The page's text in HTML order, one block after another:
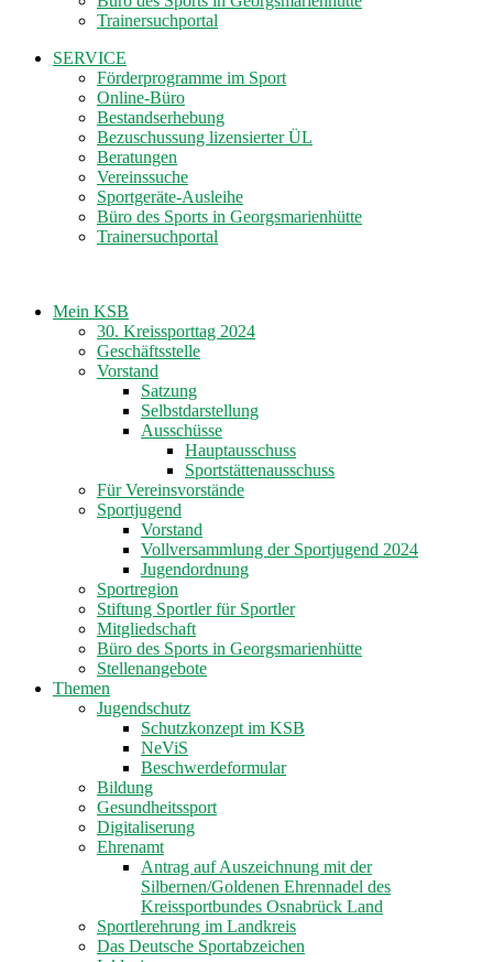
Trainersuchportal
SERVICE
Förderprogramme im Sport
Online-Büro
Bestandserhebung
Bezuschussung lizensierter ÜL
Beratungen
Vereinssuche
Sportgeräte-Ausleihe
Büro des Sports in Georgsmarienhütte
Trainersuchportal
Mein KSB
30. Kreissporttag 2024
Geschäftsstelle
Vorstand
Satzung
Selbstdarstellung
Ausschüsse
Hauptausschuss
Sportstättenausschuss
Für Vereinsvorstände
Sportjugend
Vorstand
Vollversammlung der Sportjugend 2024
Jugendordnung
Sportregion
Stiftung Sportler für Sportler
Mitgliedschaft
Büro des Sports in Georgsmarienhütte
Stellenangebote
Themen
Jugendschutz
Schutzkonzept im KSB
NeViS
Beschwerdeformular
Bildung
Gesundheitssport
Digitaliserung
Ehrenamt
Antrag auf Auszeichnung mit der
Silbernen/Goldenen Ehrennadel des
Kreissportbundes Osnabrück Land
Sportlerehrung im Landkreis
Das Deutsche Sportabzeichen